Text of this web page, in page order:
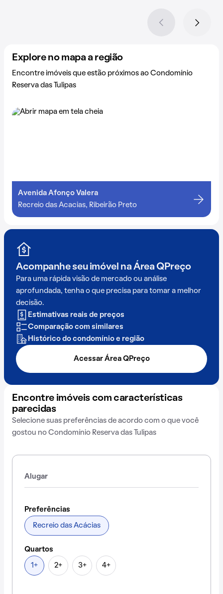
Explore no mapa a região
Encontre imóveis que estão próximos ao Condomínio
Reserva das Tulipas
Avenida Afonço Valera
Recreio das Acacias, Ribeirão Preto
Acompanhe seu imóvel na Área QPreço
Para uma rápida visão de mercado ou análise
aprofundada, tenha o que precisa para tomar a melhor
decisão.
Estimativas reais de preços
Comparação com similares
Histórico do condomínio e região
Acessar Área QPreço
Encontre imóveis com características
parecidas
Selecione suas preferências de acordo com o que você
gostou no Condomínio Reserva das Tulipas
Alugar
Preferências
Recreio das Acácias
Quartos
1+ 2+ 3+ 4+